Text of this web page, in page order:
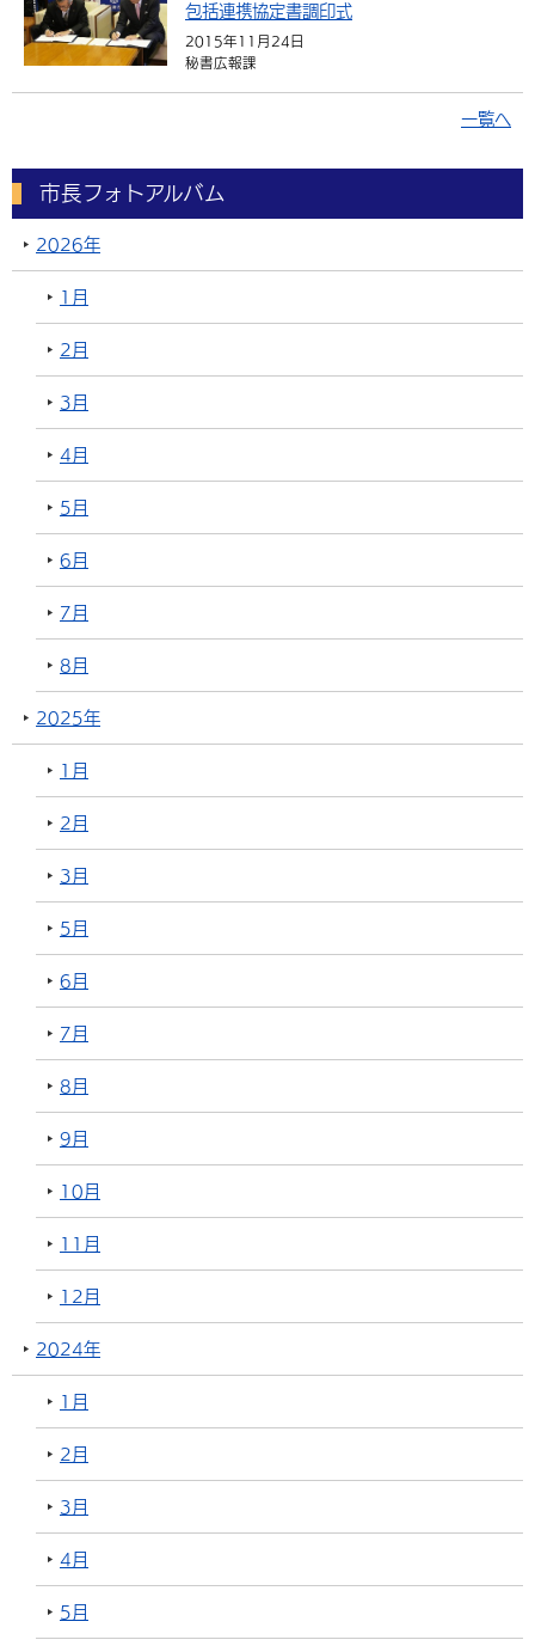
包括連携協定書調印式
2015年11月24日
秘書広報課
一覧へ
市長フォトアルバム
2026年
1月
2月
3月
4月
5月
6月
7月
8月
2025年
1月
2月
3月
5月
6月
7月
8月
9月
10月
11月
12月
2024年
1月
2月
3月
4月
5月